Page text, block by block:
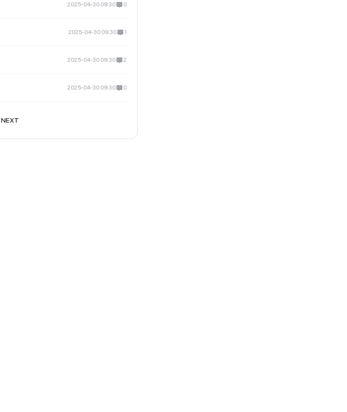
2025-04-30 09:30 0
2025-04-30 09:30 1
2025-04-30 09:30 2
2025-04-30 09:30 0
NEXT